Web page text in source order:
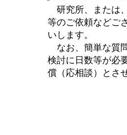
研究所、または
等のご依頼などご
いします。
なお、簡単な質
検討に日数等が必
償（応相談）とさ